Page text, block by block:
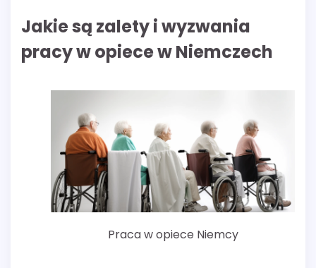
Jakie są zalety i wyzwania
pracy w opiece w Niemczech
Praca w opiece Niemcy